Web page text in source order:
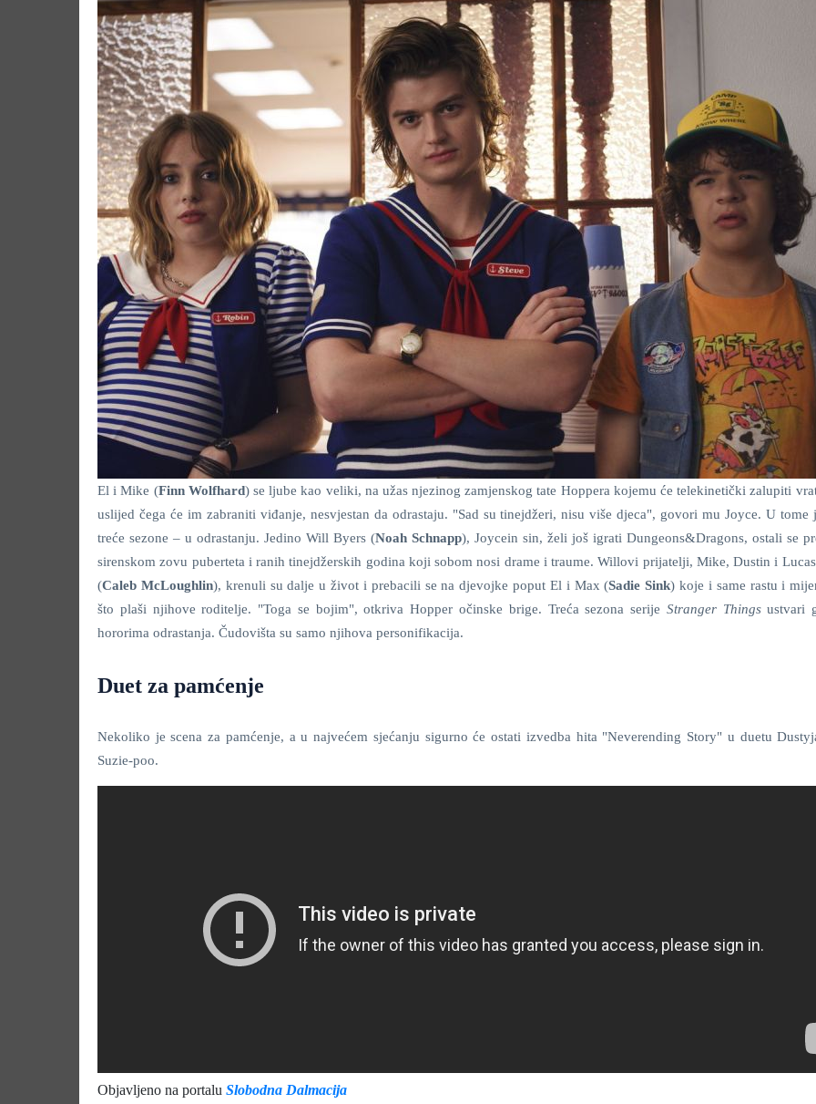
El i Mike (Finn Wolfhard) se ljube kao veliki, na užas njezinog zamjenskog tate Hoppera kojemu će telekinetički zalupiti
uslijed čega će im zabraniti viđanje, nesvjestan da odrastaju. "Sad su tinejdžeri, nisu više djeca", govori mu Joyce. U tome
treće sezone – u odrastanju. Jedino Will Byers (Noah Schnapp), Joycein sin, želi još igrati Dungeons&Dragons, ostali se
sirenskom zovu puberteta i ranih tinejdžerskih godina koji sobom nosi drame i traume. Willovi prijatelji, Mike, Dustin i
(Caleb McLoughlin), krenuli su dalje u život i prebacili se na djevojke poput El i Max (Sadie Sink) koje i same rastu i
što plaši njihove roditelje. "Toga se bojim", otkriva Hopper očinske brige. Treća sezona serije Stranger Thingsustvari
hororima odrastanja. Čudovišta su samo njihova personifikacija.
Duet za pamćenje
Nekoliko je scena za pamćenje, a u najvećem sjećanju sigurno će ostati izvedba hita "Neverending Story" u duetu
Suzie-poo.
Objavljeno na portalu Slobodna Dalmacija